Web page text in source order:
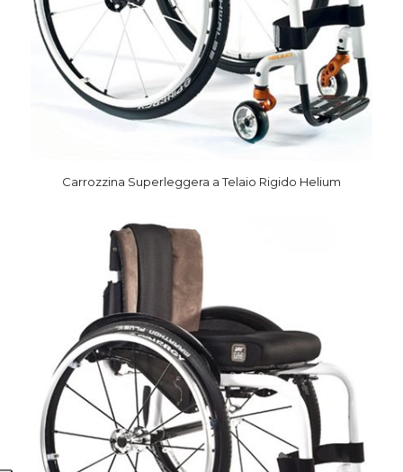
Carrozzina Superleggera a Telaio Rigido Helium